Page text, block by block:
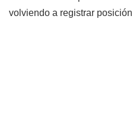
volviendo a registrar